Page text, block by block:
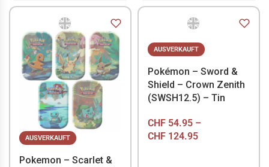
AUSVERKAUFT
Pokemon – Scarlet &
AUSVERKAUFT
Pokémon – Sword &
Shield – Crown Zenith
(SWSH12.5) – Tin
CHF54.95 –
CHF124.95